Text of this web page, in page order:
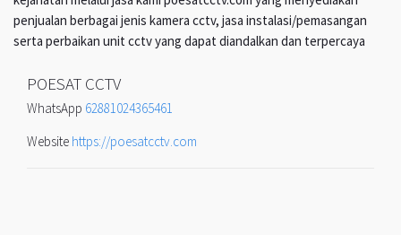
penjualan berbagai jenis kamera cctv, jasa instalasi/pemasangan
serta perbaikan unit cctv yang dapat diandalkan dan terpercaya
POESAT CCTV
WhatsApp 62881024365461
Website https://poesatcctv.com